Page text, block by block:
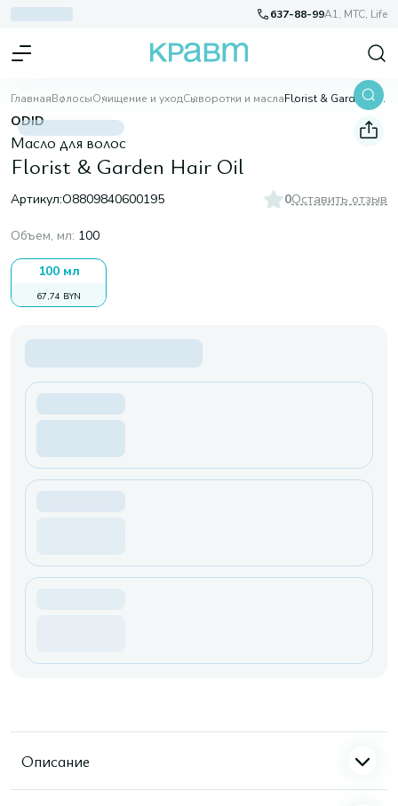
637-88-99A1, МТС, Life
ГлавнаяВолосыОчищение и уходСыворотки и масла Florist & Garden Hair Oil
ODID
Масло для волос
Florist & Garden Hair Oil
Артикул:O8809840600195 0Оставить отзыв
Объем, мл: 100
100 мл
67,74 BYN
Описание